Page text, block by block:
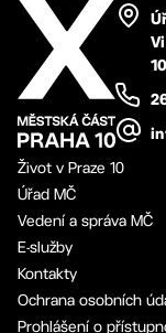
Život v Praze 10
Úřad MČ
Vedení a správa MČ
E-služby
Kontakty
Ochrana osobních
Prohlášení o